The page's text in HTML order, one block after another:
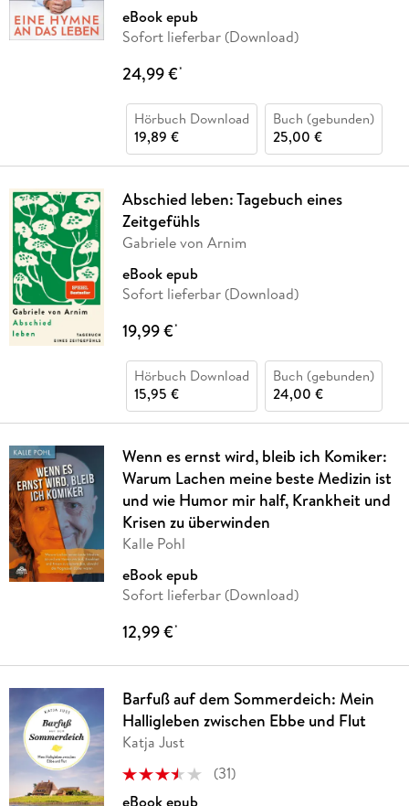
eBook epub
Sofort lieferbar (Download)
24,99 €*
Hörbuch Download
19,89 €
Buch (gebunden)
25,00 €
Abschied leben: Tagebuch eines
Zeitgefühls
Gabriele von Arnim
eBook epub
Sofort lieferbar (Download)
19,99 €*
Hörbuch Download
15,95 €
Buch (gebunden)
24,00 €
Wenn es ernst wird, bleib ich Komiker:
Warum Lachen meine beste Medizin ist
und wie Humor mir half, Krankheit und
Krisen zu überwinden
Kalle Pohl
eBook epub
Sofort lieferbar (Download)
12,99 €*
Barfuß auf dem Sommerdeich: Mein
Halligleben zwischen Ebbe und Flut
Katja Just
(31)
eBook epub